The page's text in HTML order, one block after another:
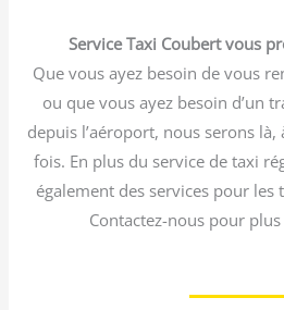
Service Taxi Coubert vous
Que vous ayez besoin de vous
ou que vous ayez besoin d’un
depuis l’aéroport, nous serons
fois. En plus du service de taxi
également des services pour les
Contactez-nous pour